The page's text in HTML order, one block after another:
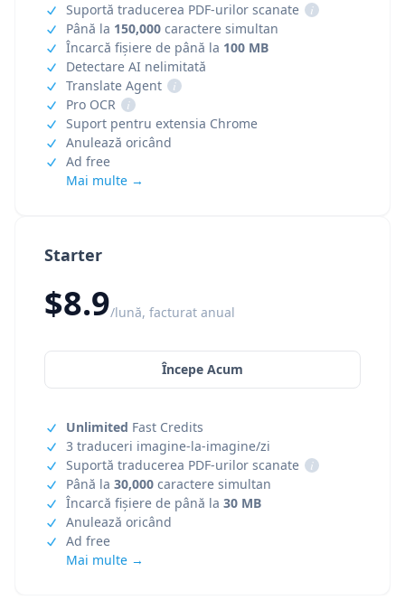
Starter
$8.9/lună, facturat anual
Începe Acum
Unlimited Fast Credits
3 traduceri imagine-la-imagine/zi
Suportă traducerea PDF-urilor scanate
i
Până la 30,000 caractere simultan
Încarcă fișiere de până la 30 MB
Anulează oricând
Ad free
Mai multe →
Suportă traducerea PDF-urilor scanate
i
Până la 150,000 caractere simultan
Încarcă fișiere de până la 100 MB
Detectare AI nelimitată
Translate Agent
i
Pro OCR
i
Suport pentru extensia Chrome
Anulează oricând
Ad free
Mai multe →